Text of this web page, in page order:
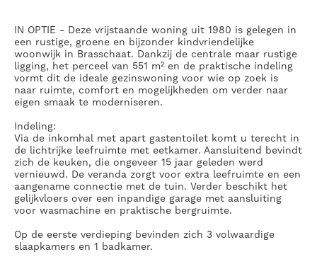
IN OPTIE - Deze vrijstaande woning uit 1980 is gelegen in
een rustige, groene en bijzonder kindvriendelijke
woonwijk in Brasschaat. Dankzij de centrale maar rustige
ligging, het perceel van 551 m² en de praktische indeling
vormt dit de ideale gezinswoning voor wie op zoek is
naar ruimte, comfort en mogelijkheden om verder naar
eigen smaak te moderniseren.
Indeling:
Via de inkomhal met apart gastentoilet komt u terecht in
de lichtrijke leefruimte met eetkamer. Aansluitend bevindt
zich de keuken, die ongeveer 15 jaar geleden werd
vernieuwd. De veranda zorgt voor extra leefruimte en een
aangename connectie met de tuin. Verder beschikt het
gelijkvloers over een inpandige garage met aansluiting
voor wasmachine en praktische bergruimte.
Op de eerste verdieping bevinden zich 3 volwaardige
slaapkamers en 1 badkamer.